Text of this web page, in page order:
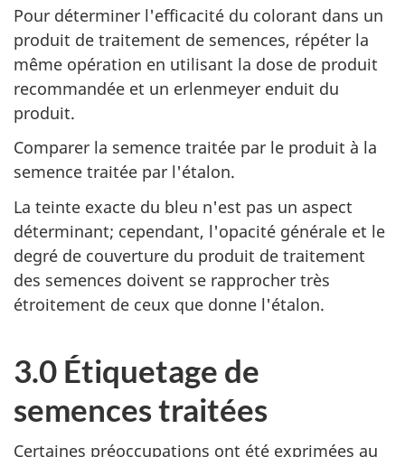
Pour déterminer l'efficacité du colorant dans un
produit de traitement de semences, répéter la
même opération en utilisant la dose de produit
recommandée et un erlenmeyer enduit du
produit.
Comparer la semence traitée par le produit à la
semence traitée par l'étalon.
La teinte exacte du bleu n'est pas un aspect
déterminant; cependant, l'opacité générale et le
degré de couverture du produit de traitement
des semences doivent se rapprocher très
étroitement de ceux que donne l'étalon.
3.0 Étiquetage de
semences traitées
Certaines préoccupations ont été exprimées au